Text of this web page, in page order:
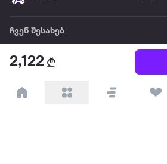
2,122
ჩვენ შესახებ
წესები და პირობები
პარტნიორებისთვის